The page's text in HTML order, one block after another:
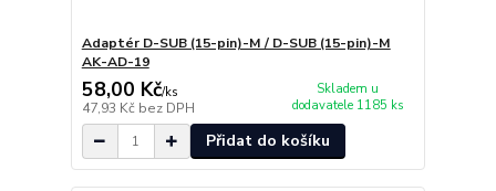
Adaptér D-SUB (15-pin)-M / D-SUB (15-pin)-M
AK-AD-19
58,00 Kč/ks
47,93 Kč bez DPH
Skladem u
dodavatele 1185 ks
Přidat do košíku